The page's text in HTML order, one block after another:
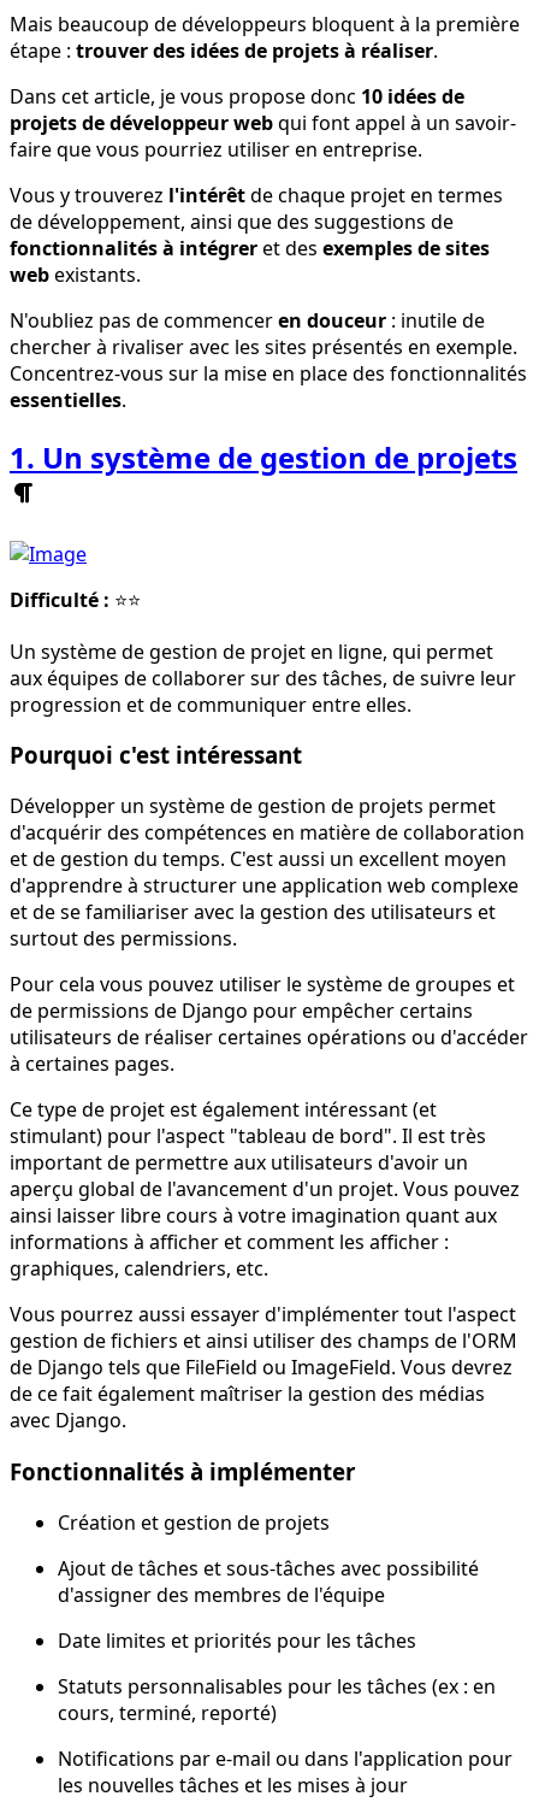
Mais beaucoup de développeurs bloquent à la première
étape : trouver des idées de projets à réaliser.
Dans cet article, je vous propose donc 10 idées de
projets de développeur webqui font appel à un savoir-
faire que vous pourriez utiliser en entreprise.
Vous y trouverez l'intérêtde chaque projet en termes
de développement, ainsi que des suggestions de
fonctionnalités à intégreret des exemples de sites
webexistants.
N'oubliez pas de commenceren douceur : inutile de
chercher à rivaliser avec les sites présentés en exemple.
Concentrez-vous sur la mise en place des fonctionnalités
essentielles.
1. Un système de gestion de projets
Difficulté : ⭐⭐
Un système de gestion de projet en ligne, qui permet
aux équipes de collaborer sur des tâches, de suivre leur
progression et de communiquer entre elles.
Pourquoi c'est intéressant
Développer un système de gestion de projets permet
d'acquérir des compétences en matière de collaboration
et de gestion du temps. C'est aussi un excellent moyen
d'apprendre à structurer une application web complexe
et de se familiariser avec la gestion des utilisateurs et
surtout des permissions.
Pour cela vous pouvez utiliser le système de groupes et
de permissions de Django pour empêcher certains
utilisateurs de réaliser certaines opérations ou d'accéder
à certaines pages.
Ce type de projet est également intéressant (et
stimulant) pour l'aspect "tableau de bord". Il est très
important de permettre aux utilisateurs d'avoir un
aperçu global de l'avancement d'un projet. Vous pouvez
ainsi laisser libre cours à votre imagination quant aux
informations à afficher et comment les afficher :
graphiques, calendriers, etc.
Vous pourrez aussi essayer d'implémenter tout l'aspect
gestion de fichiers et ainsi utiliser des champs de l'ORM
de Django tels que FileField ou ImageField. Vous devrez
de ce fait également maîtriser la gestion des médias
avec Django.
Fonctionnalités à implémenter
Création et gestion de projets
Ajout de tâches et sous-tâches avec possibilité
d'assigner des membres de l'équipe
Date limites et priorités pour les tâches
Statuts personnalisables pour les tâches (ex : en
cours, terminé, reporté)
Notifications par e-mail ou dans l'application pour
les nouvelles tâches et les mises à jour